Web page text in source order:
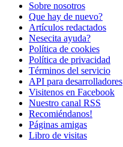
Sobre nosotros
Que hay de nuevo?
Artículos redactados
Nesecita ayuda?
Política de cookies
Política de privacidad
Términos del servicio
API para desarrolladores
Visitenos en Facebook
Nuestro canal RSS
Recomiéndanos!
Páginas amigas
Libro de visitas